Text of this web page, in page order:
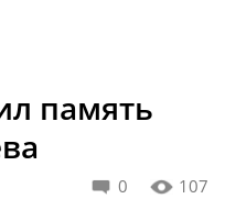
память
0 107